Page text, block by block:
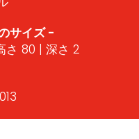
サイズ -
さ 80 | 深さ 2